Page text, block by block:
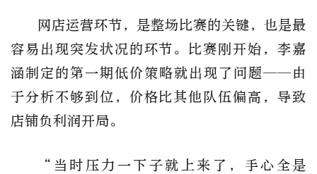
网店运营环节，是整场比赛的关键，也是最
容易出现突发状况的环节。比赛刚开始，李嘉
涵制定的第一期低价策略就出现了问题——由
于分析不够到位，价格比其他队伍偏高，导致
店铺负利润开局。
“ 当时压力一下子就上来了，手心全是